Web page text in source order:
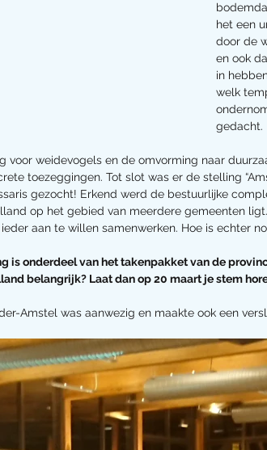
het een
door de
en ook
in
welk
gedacht.
voor weidevogels en de omvorming naar
toezeggingen. Tot slot was er de stelling
gezocht! Erkend werd de bestuurlijke
op het gebied van meerdere gemeenten
aan te willen samenwerken. Hoe is echter
is onderdeel van het takenpakket van de
belangrijk? Laat dan op 20 maart je stem
Amstel was aanwezig en maakte ook een